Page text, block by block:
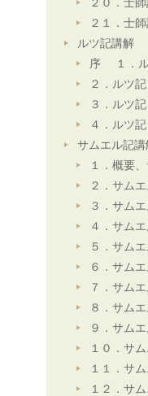
２０．士
２１．士
ルツ記講解
序 １．ル
２．ルツ
３．ルツ
４．ルツ
サムエル記講
１．概要
２．サム
３．サム
４．サム
５．サム
６．サム
７．サム
８．サム
９．サム
１０．サ
１１．サ
１２．サ